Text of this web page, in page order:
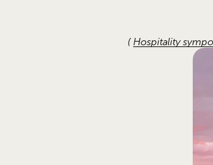
( Hospitality